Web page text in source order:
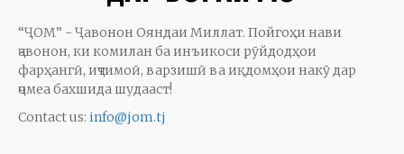
“ҶОМ” - Ҷавонон Ояндаи Миллат. Пойгоҳи нави
ҷавонон, ки комилан ба инъикоси рӯйдодҳои
фарҳангӣ, иҷтимоӣ, варзишӣ ва иқдомҳои накӯ дар
ҷомеа бахшида шудааст!
Contact us: info@jom.tj